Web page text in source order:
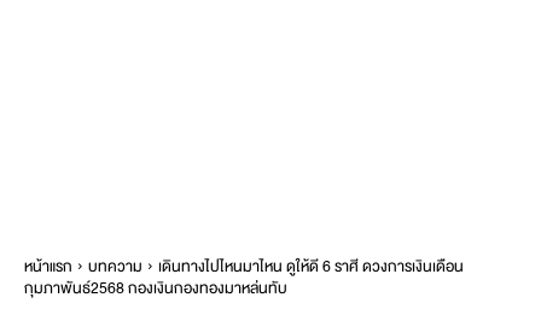
หน้าแรก บทความ
เดินทางไปไหนมาไหน ดูให้ดี 6 ราศี ดวงการเงินเดือน
กุมภาพันธ์2568 กองเงินกองทองมาหล่นทับ